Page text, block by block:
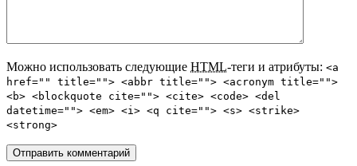
Можно использовать следующие HTML-теги и атрибуты: <a
href="" title=""> <abbr title=""> <acronym title="">
<b> <blockquote cite=""> <cite> <code> <del
datetime=""> <em> <i> <q cite=""> <s> <strike>
<strong>